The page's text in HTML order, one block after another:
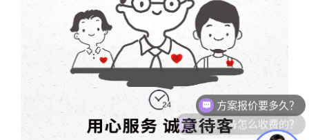
测试设备怎么收费的？